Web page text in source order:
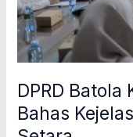
DPRD Batola
Bahas
Utama
Setara